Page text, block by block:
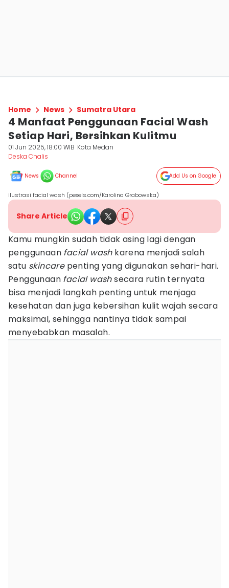
Home News Sumatra Utara
4 Manfaat Penggunaan Facial Wash
Setiap Hari, Bersihkan Kulitmu
01 Jun 2025, 18:00 WIB Kota Medan
Deska Chalis
News Channel Add Us on Google
ilustrasi facial wash (pexels.com/Karolina Grabowska)
Share Article
Kamu mungkin sudah tidak asing lagi dengan
penggunaan facial washkarena menjadi salah
satu skincarepenting yang digunakan sehari-hari.
Penggunaan facial washsecara rutin ternyata
bisa menjadi langkah penting untuk menjaga
kesehatan dan juga kebersihan kulit wajah secara
maksimal, sehingga nantinya tidak sampai
menyebabkan masalah.